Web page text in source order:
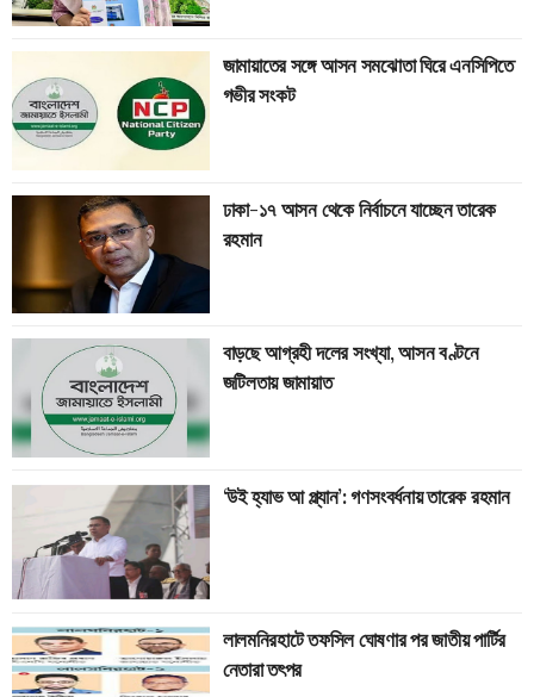
জামায়াতের সঙ্গে আসন সমঝোতা ঘিরে এনসিপিতে
গভীর সংকট
ঢাকা-১৭ আসন থেকে নির্বাচনে যাচ্ছেন তারেক
রহমান
বাড়ছে আগ্রহী দলের সংখ্যা, আসন বণ্টনে
জটিলতায় জামায়াত
‘উই হ্যাভ আ প্ল্যান’: গণসংবর্ধনায় তারেক রহমান
লালমনিরহাটে তফসিল ঘোষণার পর জাতীয় পার্টির
নেতারা তৎপর